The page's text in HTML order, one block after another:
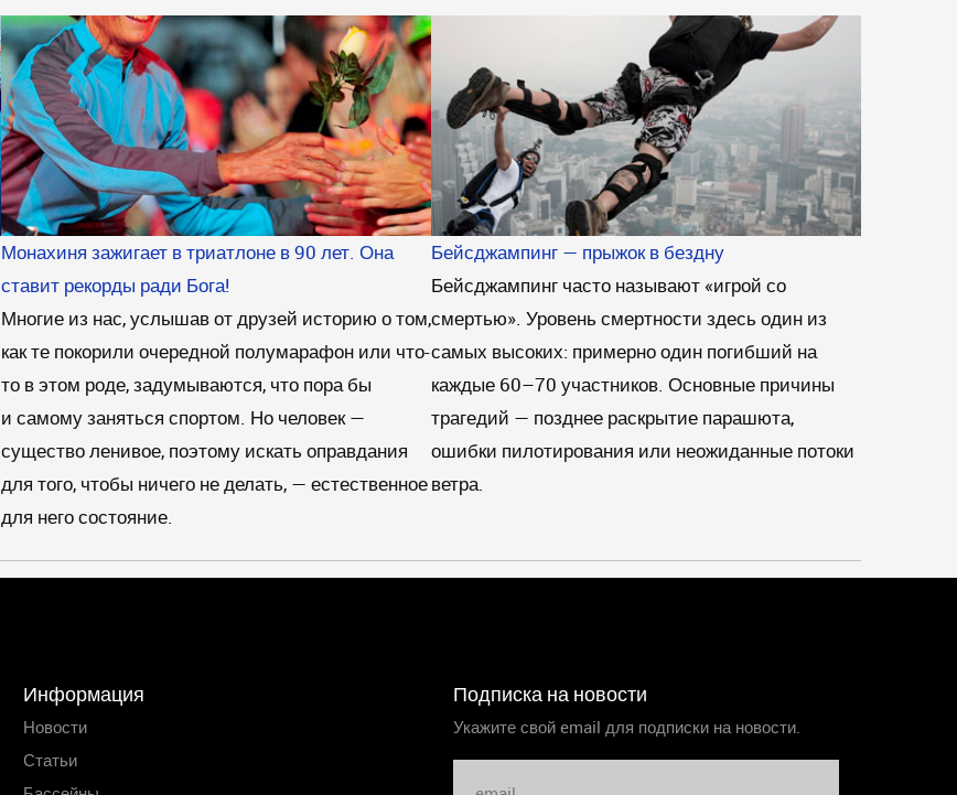
Монахиня зажигает в триатлоне в 90 лет. Она
ставит рекорды ради Бога!
Многие из нас, услышав от друзей историю о том,
как те покорили очередной полумарафон или что-
то в этом роде, задумываются, что пора бы
и самому заняться спортом. Но человек —
существо ленивое, поэтому искать оправдания
для того, чтобы ничего не делать, — естественное
для него состояние.
Бейсджампинг — прыжок в бездну
Бейсджампинг часто называют «игрой со
смертью». Уровень смертности здесь один из
самых высоких: примерно один погибший на
каждые 60–70 участников. Основные причины
трагедий — позднее раскрытие парашюта,
ошибки пилотирования или неожиданные потоки
ветра.
Информация
Новости
Статьи
Подписка на новости
Укажите свой email для подписки на новости.